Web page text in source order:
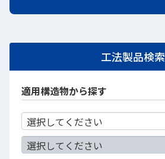
工法製品検索
適用構造物から探す